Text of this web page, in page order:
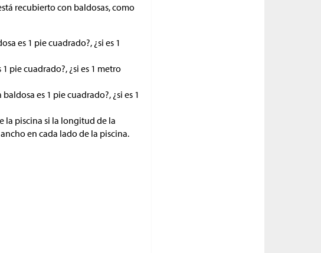
recubierto con baldosas, como
es 1 pie cuadrado?, ¿si es 1
pie cuadrado?, ¿si es 1 metro
es 1 pie cuadrado?, ¿si es 1
la piscina si la longitud de la
en cada lado de la piscina.